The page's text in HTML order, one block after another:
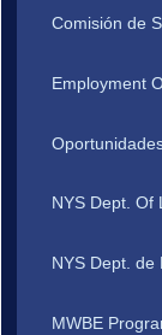
Comisión de
Employment
NYS Dept. Of
NYS Dept.
MWBE